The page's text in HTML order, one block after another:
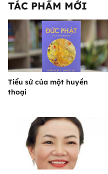
TÁC PHẨM MỚI
Tiểu sử của một huyền
thoại